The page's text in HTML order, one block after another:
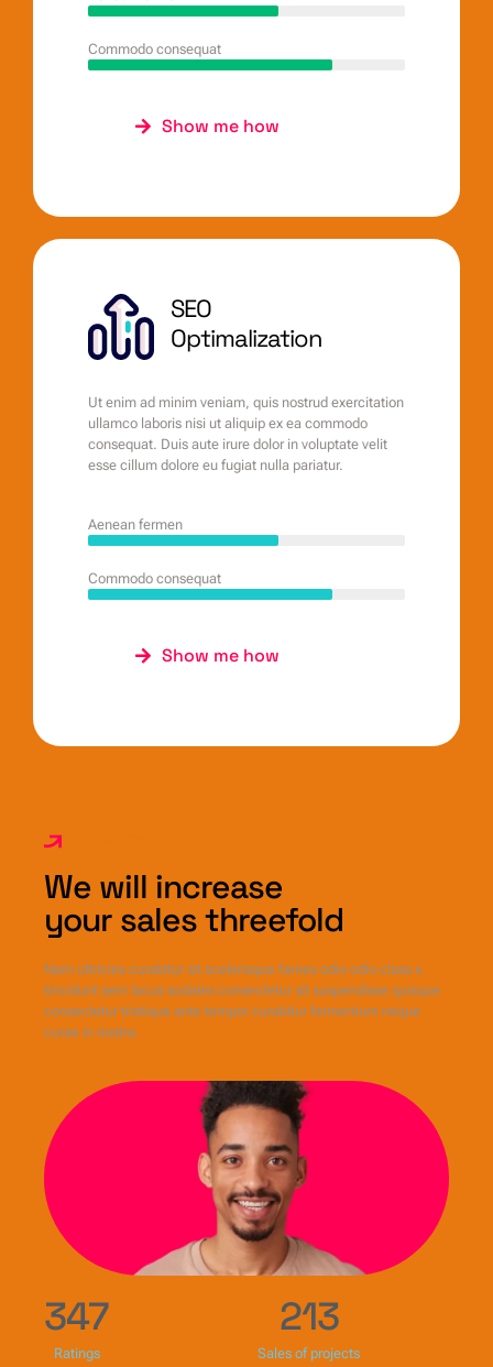
Commodo consequat
Show me how
SEO
Optimalization
Ut enim ad minim veniam, quis nostrud exercitation
ullamco laboris nisi ut aliquip ex ea commodo
consequat. Duis aute irure dolor in voluptate velit
esse cillum dolore eu fugiat nulla pariatur.
Aenean fermen
Commodo consequat
Show me how
We will increase
your sales threefold
Nam ultricies curabitur sit scelerisque fames odio odio class s
tincidunt sem lacus sodales consectetur sit suspendisse quisque
consectetur tristique ante tempor curabitur fermentum neque
curae in nostra.
347
Ratings
213
Sales of projects